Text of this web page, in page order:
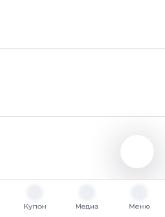
Купон
Медиа
Меню